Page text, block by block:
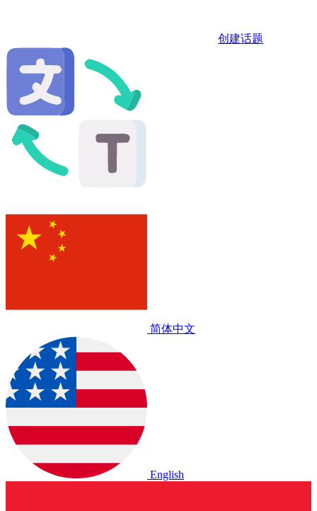
创建话题
简体中文
English